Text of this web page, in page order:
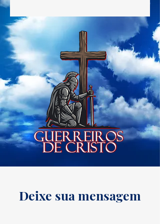
Deixe sua mensagem